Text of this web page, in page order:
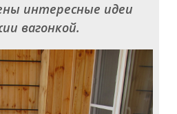
интересные идеи
вагонкой.